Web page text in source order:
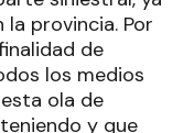
provincia. Por
de
los medios
ola de
y que